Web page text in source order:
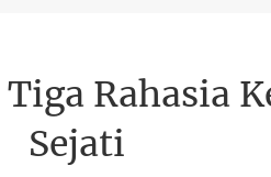
Rahasia
Sejati